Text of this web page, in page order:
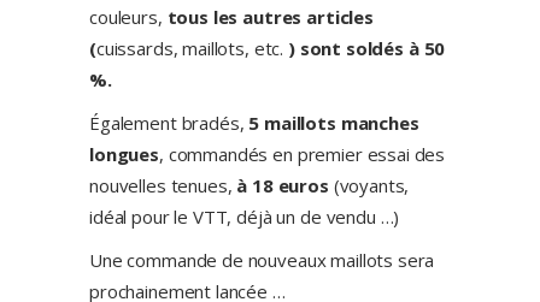
couleurs, tous les autres articles
(cuissards, maillots, etc. ) sont soldés à 50
%.
Également bradés, 5 maillots manches
longues, commandés en premier essai des
nouvelles tenues, à 18 euros (voyants,
idéal pour le VTT, déjà un de vendu …)
Une commande de nouveaux maillots sera
prochainement lancée …